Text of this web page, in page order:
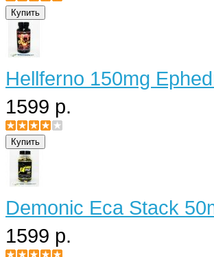
Hellferno 150mg
1599 р.
Demonic Eca Stack
1599 р.